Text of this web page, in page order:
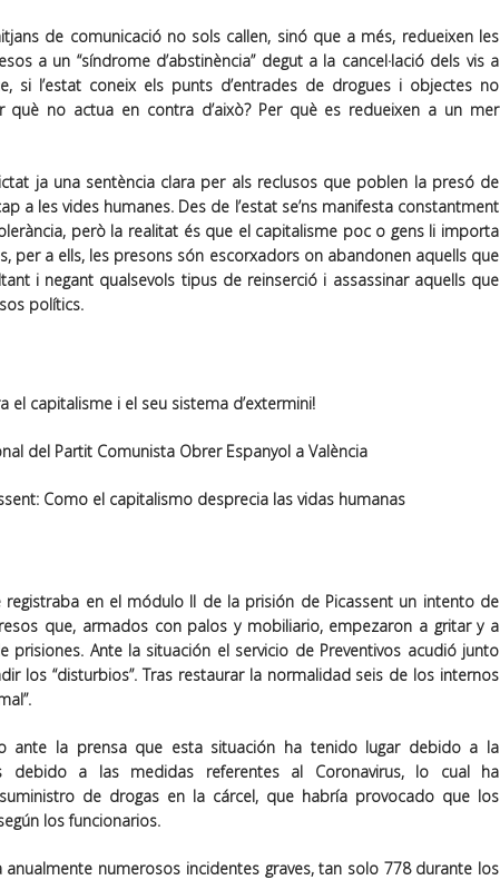
de comunicació no sols callen, sinó que a més, redueixen les
a un “síndrome d’abstinència” degut a la cancel·lació dels vis a
si l’estat coneix els punts d’entrades de drogues i objectes no
què no actua en contra d’això? Per què es redueixen a un mer
ja una sentència clara per als reclusos que poblen la presó de
a les vides humanes. Des de l’estat se’ns manifesta constantment
però la realitat és que el capitalisme poc o gens li importa
per a ells, les presons són escorxadors on abandonen aquells que
i negant qualsevols tipus de reinserció i assassinar aquells que
polítics.
el capitalisme i el seu sistema d’extermini!
del Partit Comunista Obrer Espanyol a València
Como el capitalismo desprecia las vidas humanas
en el módulo II de la prisión de Picassent un intento de
que, armados con palos y mobiliario, empezaron a gritar y a
prisiones. Ante la situación el servicio de Preventivos acudió junto
los “disturbios”. Tras restaurar la normalidad seis de los internos
ante la prensa que esta situación ha tenido lugar debido a la
debido a las medidas referentes al Coronavirus, lo cual ha
de drogas en la cárcel, que habría provocado que los
los funcionarios.
anualmente numerosos incidentes graves, tan solo 778 durante los